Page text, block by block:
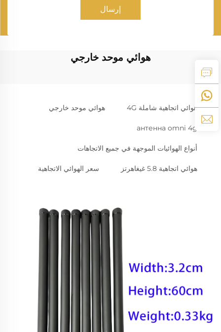
إرسال
هوائي موحد خارجي
هوائي اتجاهية شاملة 4G هوائي موحد خارجي
антенна omni 4g
أنواع الهوائيات الموجهة في جميع الاتجاهات
هوائي اتجاهية 5.8 غيغاهرتز سعر الهوائي الاتجاهية